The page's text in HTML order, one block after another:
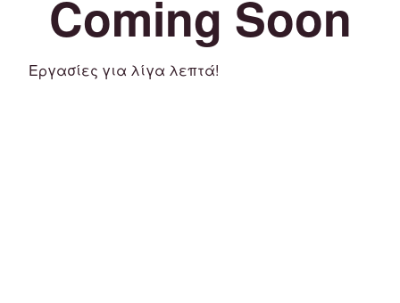
Coming Soon
Εργασίες για λίγα λεπτά!